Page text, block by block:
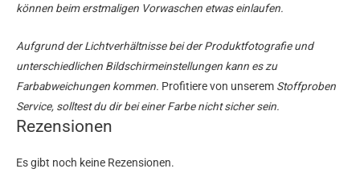
können beim erstmaligen Vorwaschen etwas einlaufen.
Aufgrund der Lichtverhältnisse bei der Produktfotografie und
unterschiedlichen Bildschirmeinstellungen kann es zu
Farbabweichungen kommen. Profitiere von unserem Stoffproben
Service, solltest du dir bei einer Farbe nicht sicher sein.
Rezensionen
Es gibt noch keine Rezensionen.